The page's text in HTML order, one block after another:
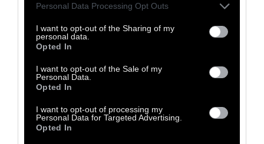
Personal Data Processing Opt Outs
I want to opt-out of the Sharing of my
personal data.
Opted In
I want to opt-out of the Sale of my
Personal Data.
Opted In
I want to opt-out of processing my
Personal Data for Targeted Advertising.
Opted In